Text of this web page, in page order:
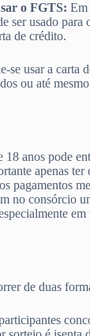
o FGTS: Em
ser usado para
de crédito.
se usar a carta
ou até
18 anos pode
apenas
pagamentos
no consórcio
em
de duas